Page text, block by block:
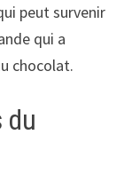
peut survenir
qui a
chocolat.
du